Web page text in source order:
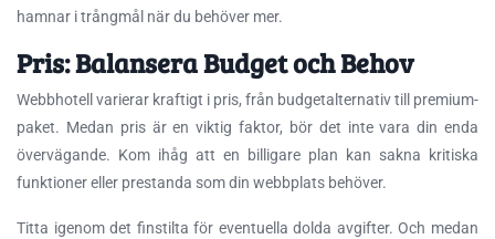
hamnar i trångmål när du behöver mer.
Pris: Balansera Budget och Behov
Webbhotell varierar kraftigt i pris, från budgetalternativ till premium-
paket. Medan pris är en viktig faktor, bör det inte vara din enda
övervägande. Kom ihåg att en billigare plan kan sakna kritiska
funktioner eller prestanda som din webbplats behöver.
Titta igenom det finstilta för eventuella dolda avgifter. Och medan